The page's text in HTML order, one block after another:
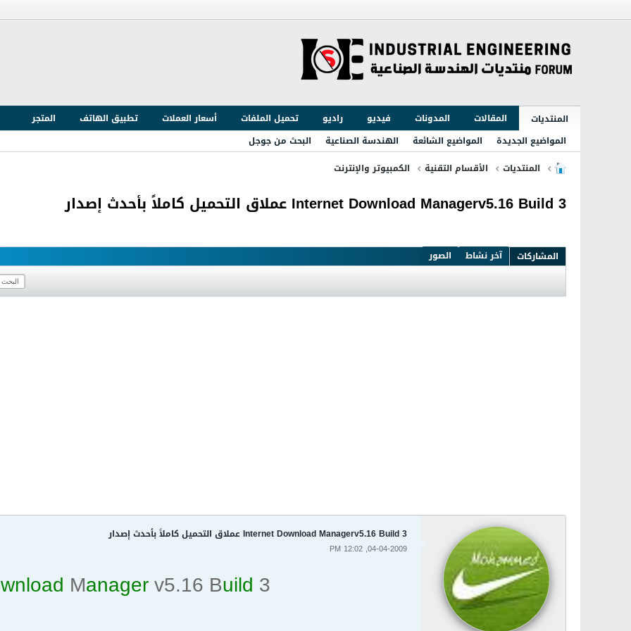
المنتديات المقالات المدونات فيديو راديو تحميل الملفات أسعار العملات تطبيق الهاتف
المتجر
المواضيع الجديدة
المواضيع الشائعة الهندسة الصناعية
البحث من جوجل
المنتديات
الأقسام التقنية الكمبيوتر والإنترنت
Internet Download Managerv5.16 Build 3 عملاق التحميل كاملاً بأحدث إصدار
المشاركات آخر نشاط الصور
Internet Download Managerv5.16 Build 3 عملاق التحميل كاملاً بأحدث إصدار
04-04-2009, 12:02 PM
Manager v5.16 Build 3